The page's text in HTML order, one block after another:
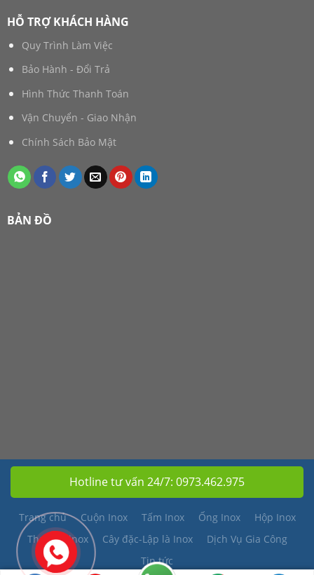
HỖ TRỢ KHÁCH HÀNG
Quy Trình Làm Việc
Bảo Hành - Đổi Trả
Hình Thức Thanh Toán
Vận Chuyển - Giao Nhận
Chính Sách Bảo Mật
BẢN ĐỒ
Hotline tư vấn 24/7: 0973.462.975
Trang chủ Cuộn Inox Tấm Inox Ống Inox
Hộp Inox
Thanh V inox
Cây đặc-Lập là Inox
Dịch Vụ Gia Công
Tin tức